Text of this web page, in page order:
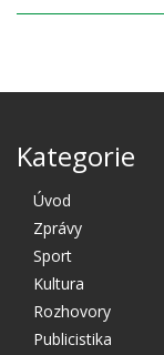
Kategorie
Úvod
Zprávy
Sport
Kultura
Rozhovory
Publicistika